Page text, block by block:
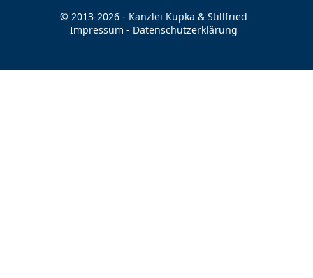
© 2013-2026 - Kanzlei Kupka & Stillfried
Impressum - Datenschutzerklärung